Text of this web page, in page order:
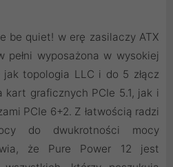
be quiet! w erę zasilaczy ATX
wyposażona w wysokiej
topologia LLC i do 5 złącz
kart graficznych PCIe 5.1, jak i
PCIe 6+2. Z łatwością radzi
do dwukrotności mocy
że Pure Power 12 jest